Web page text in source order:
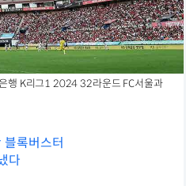
행 K리그1 2024 32라운드 FC서울과
록버스터
다